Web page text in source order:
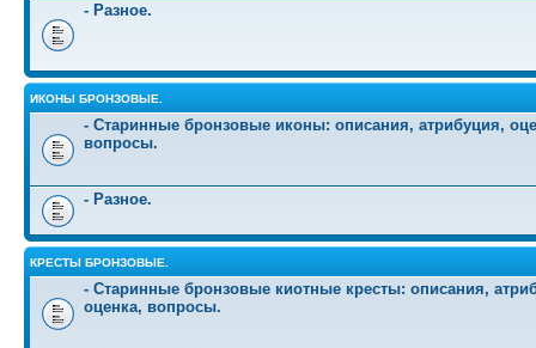
- Разное.
ИКОНЫ БРОНЗОВЫЕ.
- Старинные бронзовые иконы: описания, атрибуция,
вопросы.
- Разное.
КРЕСТЫ БРОНЗОВЫЕ.
- Старинные бронзовые киотные кресты: описания,
оценка, вопросы.